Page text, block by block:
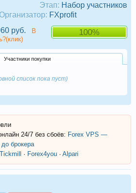
Этап: Набор участников
FXprofit
100%
руб.
В
Участники покупки
список пока пуст)
24/7 без сбоёв: Forex VPS —
брокера
Tickmill · Forex4you · Alpari